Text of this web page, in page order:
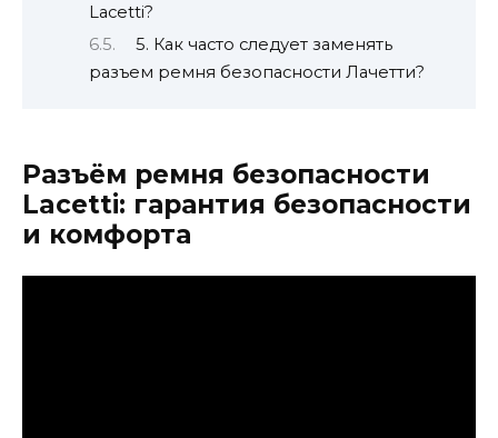
Lacetti?
5. Как часто следует заменять
разъем ремня безопасности Лачетти?
Разъём ремня безопасности
Lacetti: гарантия безопасности
и комфорта